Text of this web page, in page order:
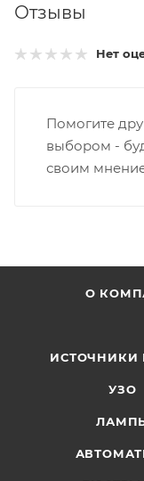
Отзывы
Нет
Помогите
выбором -
своим
О
ИСТОЧНИКИ
УЗО